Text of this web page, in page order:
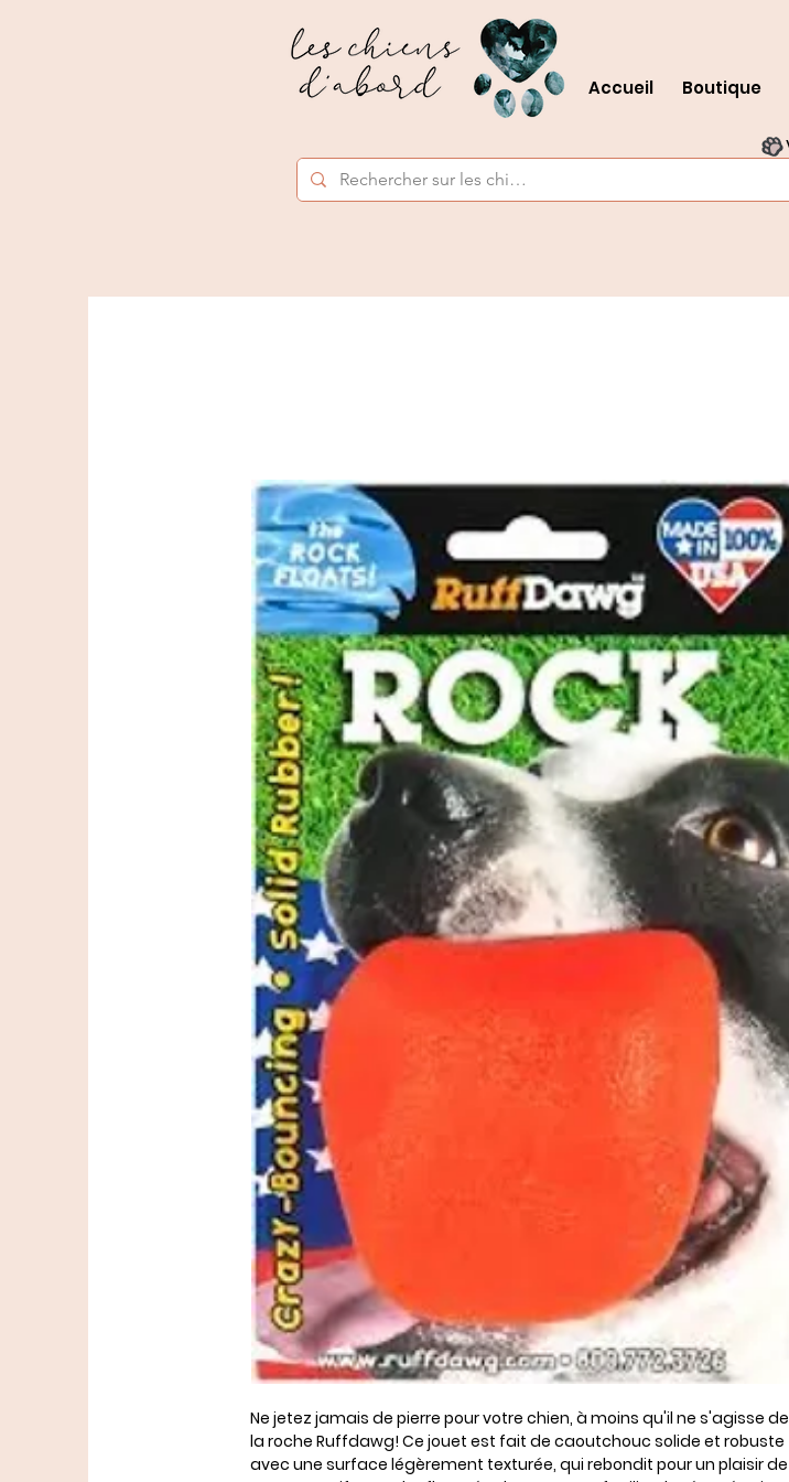
Accueil Boutique
Ne jetez jamais de pierre pour votre chien, à moins qu'il ne s'agisse de
la roche Ruffdawg! Ce jouet est fait de caoutchouc solide et robuste
avec une surface légèrement texturée, qui rebondit pour un plaisir de